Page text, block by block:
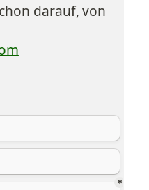
darauf, von